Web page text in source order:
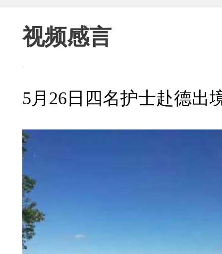
视频感言
5月26日四名护士赴德出